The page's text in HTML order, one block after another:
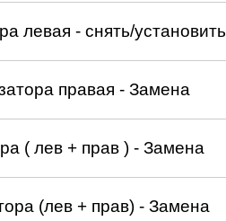
левая - снять/установить
правая - Замена
( лев + прав ) - Замена
(лев + прав) - Замена